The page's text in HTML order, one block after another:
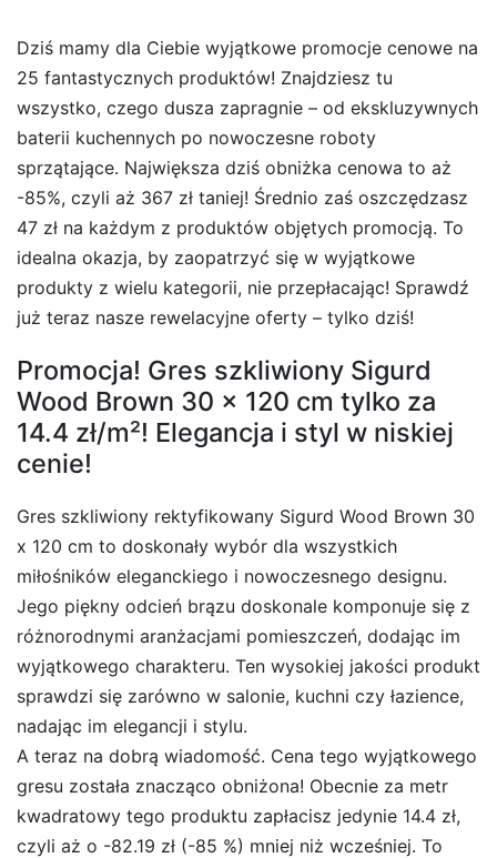
Dziś mamy dla Ciebie wyjątkowe promocje cenowe na
25 fantastycznych produktów! Znajdziesz tu
wszystko, czego dusza zapragnie – od ekskluzywnych
baterii kuchennych po nowoczesne roboty
sprzątające. Największa dziś obniżka cenowa to aż
-85%, czyli aż 367 zł taniej! Średnio zaś oszczędzasz
47 zł na każdym z produktów objętych promocją. To
idealna okazja, by zaopatrzyć się w wyjątkowe
produkty z wielu kategorii, nie przepłacając! Sprawdź
już teraz nasze rewelacyjne oferty – tylko dziś!
Promocja! Gres szkliwiony Sigurd
Wood Brown 30 x 120 cm tylko za
14.4 zł/m²! Elegancja i styl w niskiej
cenie!
Gres szkliwiony rektyfikowany Sigurd Wood Brown 30
x 120 cm to doskonały wybór dla wszystkich
miłośników eleganckiego i nowoczesnego designu.
Jego piękny odcień brązu doskonale komponuje się z
różnorodnymi aranżacjami pomieszczeń, dodając im
wyjątkowego charakteru. Ten wysokiej jakości produkt
sprawdzi się zarówno w salonie, kuchni czy łazience,
nadając im elegancji i stylu.
A teraz na dobrą wiadomość. Cena tego wyjątkowego
gresu została znacząco obniżona! Obecnie za metr
kwadratowy tego produktu zapłacisz jedynie 14.4 zł,
czyli aż o -82.19 zł (-85 %) mniej niż wcześniej. To